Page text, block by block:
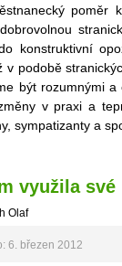
poměr
konstruktivní
v podobě
být rozumnými
v praxi a
sympatizanty a
využila
Olaf
6. březen 2012